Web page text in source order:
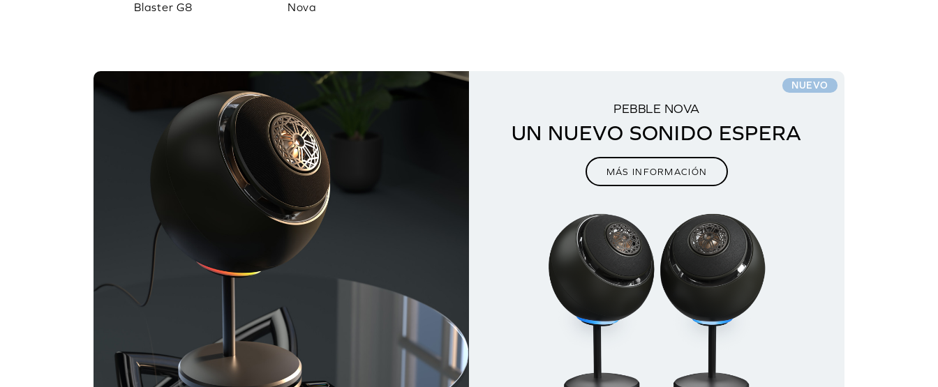
Blaster G8
Nova
SOUND BLASTER GS5
ILUMINA TU JUEGO
MÁS INFORMACIÓN
NUEVO
PEBBLE NOVA
UN NUEVO SONIDO ESPERA
MÁS INFORMACIÓN
NUEVO